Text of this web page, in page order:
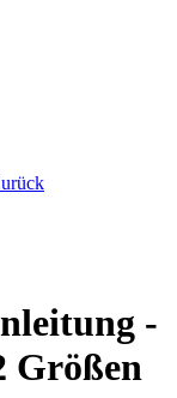
-
Größen